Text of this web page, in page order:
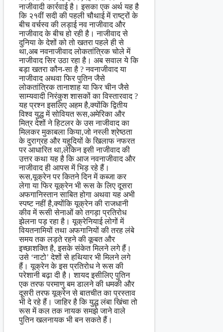
नाजीवादी कार्रवाई है। इसका एक अर्थ यह है
कि २१वीं सदी की पहली चौथाई में राष्ट्रों के
बीच वर्चस्व की लड़ाई नव नाजीवाद और
नाजीवाद के बीच हो रही है। नाजीवाद से
दुनिया के देशों को तो खतरा पहले ही से
था,अब नवनाजीवाद लोकतांत्रिक चोले में
नाजीवाद सिर उठा रहा है। अब सवाल ये कि
बड़ा खतरा कौन-सा है ? नवनाजीवाद या
नाजीवाद अथवा फिर पुतिन जैसे
लोकतांत्रिक तानाशाह या फिर चीन जैसे
साम्यवादी निरंकुश शासकों का विस्तारवाद ?
यह प्रश्न इसलिए अहम है,क्योंकि द्वितीय
विश्व युद्ध में सोवियत रूस,अमेरिका और
मित्र देशों ने हिटलर के उस नाजीवाद का
मिलकर मुकाबला किया,जो नस्ली श्रेष्ठता
के दुराग्रह और यहूदियों के खिलाफ नफरत
पर आधारित था,लेकिन इसी नाजीवाद की
उत्तर कथा यह है कि आज नवनाजीवाद और
नाजीवाद ही आपस में भिड़ रहे हैं।
रूस,यूक्रेन पर कितने दिन में कब्जा कर
लेगा या फिर यूक्रेन भी रूस के लिए दूसरा
अफगानिस्तान साबित होगा अथवा यह अभी
स्पष्ट नहीं है,क्योंकि यूक्रेन की राजधानी
कीव में रूसी सेनाओं को तगड़ा प्रतिरोध
झेलना पड़ रहा है। यूक्रेनियाई लोगों में
वियतनामियों तथा अफगानियों की तरह लंबे
समय तक लड़ते रहने की कूबत और
इच्छाशक्ति है, इसके संकेत मिलने लगे हैं।
उसे ‘नाटो’ देशों से हथियार भी‍ मिलने लगे
हैं। यूक्रेन के इस प्रतिरोध ने रूस की
परेशानी बढ़ा दी है। शायद इसीलिए पुतिन
एक तरफ परमाणु बम डालने की धमकी और
दूसरी तरफ यूक्रेन से बातचीत का प्रस्ताव
भी दे रहे हैं। जाहिर है कि युद्ध लंबा खिंचा तो
रूस में कल तक नायक समझे जाने वाले
पुतिन खलनायक भी बन सकते हैं।